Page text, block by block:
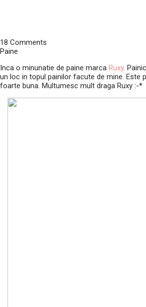
18 Comments
Paine
Inca o minunatie de paine marca Ruxy.
un loc in topul painilor facute de mine. Este
foarte buna. Multumesc mult draga Ruxy :-*